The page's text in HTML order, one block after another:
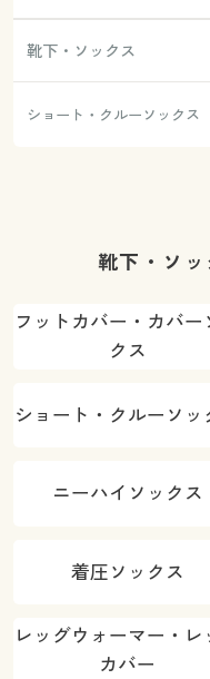
靴下・ソックス
ショート・クルーソックス
靴下・ソ
フットカバー・カバー
クス
ショート・クルーソッ
ニーハイソックス
着圧ソックス
レッグウォーマー・レ
カバー